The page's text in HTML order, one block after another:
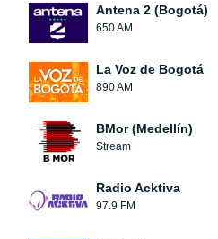
Antena 2 (Bogotá)
650 AM
La Voz de Bogotá
890 AM
BMor (Medellín)
Stream
Radio Acktiva
97.9 FM